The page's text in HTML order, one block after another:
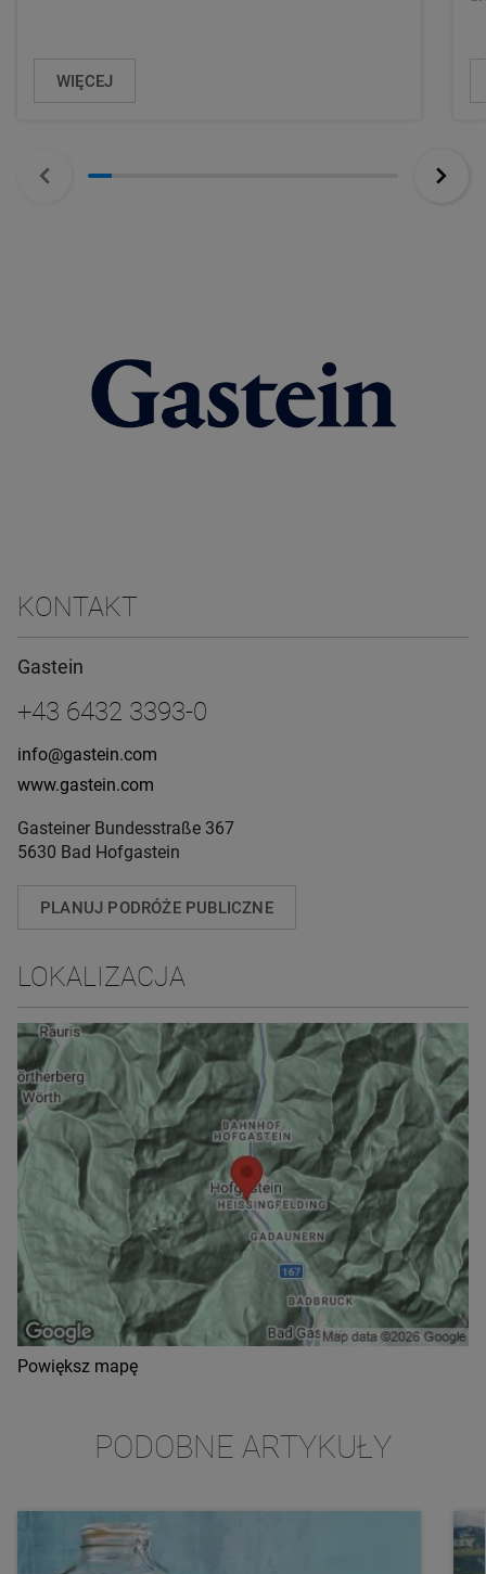
WIĘCEJ
KONTAKT
Gastein
+43 6432 3393-0
info@gastein.com
www.gastein.com
Gasteiner Bundesstraße 367
5630 Bad Hofgastein
PLANUJ PODRÓŻE PUBLICZNE
LOKALIZACJA
Powiększ mapę
PODOBNE ARTYKUŁY